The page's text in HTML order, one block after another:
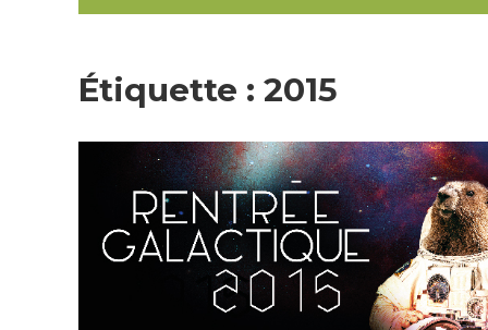
Étiquette : 2015